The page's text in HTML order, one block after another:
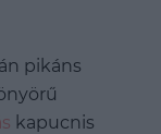
pikáns
kapucnis